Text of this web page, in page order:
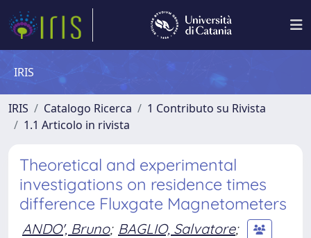
IRIS
IRIS Catalogo Ricerca
1 Contributo su Rivista
1.1 Articolo in rivista
Theoretical and experimental
investigations on residence times
difference Fluxgate Magnetometers
ANDO', Bruno; BAGLIO, Salvatore;